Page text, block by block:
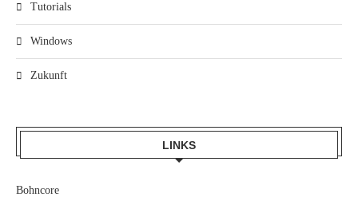
Tutorials
Windows
Zukunft
LINKS
Bohncore